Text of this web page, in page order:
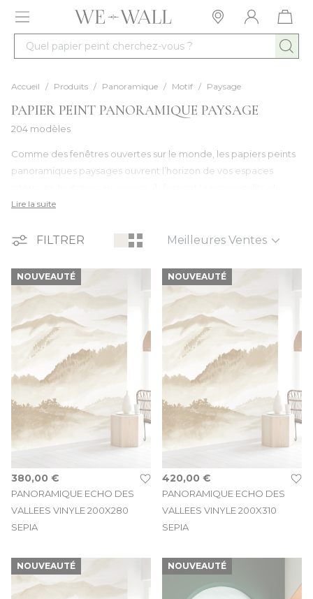
Allez au contenu
Quel papier peint cherchez-vous ?
Accueil / Produits / Panoramique / Motif / Paysage
PAPIER PEINT PANORAMIQUE PAYSAGE
204 modèles
Comme des fenêtres ouvertes sur le monde, les papiers peints
panoramiques paysages ouvrent l’horizon de vos espaces
votre décoration et marquent les esprits, en créant une
l’œil plus vrai que nature, ou esquisse graphique, les paysages
immersive et inspirante.
Lire la suite
FILTRER Trier par
NOUVEAUTÉ
PANORAMIQUE ECHO DES
VALLEES VINYLE 200X280
SEPIA
380,00 €
NOUVEAUTÉ
PANORAMIQUE ECHO DES
VALLEES VINYLE 200X310
SEPIA
420,00 €
NOUVEAUTÉ NOUVEAUTÉ